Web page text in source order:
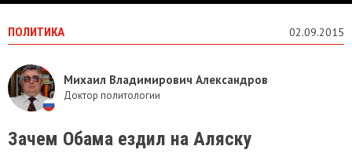
ПОЛИТИКА 02.09.2015
Михаил Владимирович Александров
Доктор политологии
Зачем Обама ездил на Аляску